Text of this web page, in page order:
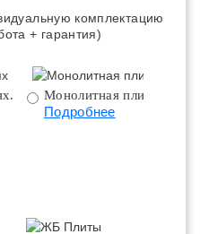
комплектацию
+ гарантия)
Монолитная плита.
Подробнее